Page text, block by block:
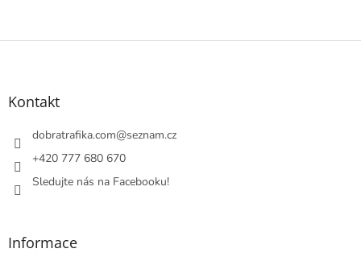
Z
Kontakt
dobratrafika.com@seznam.cz
+420 777 680 670
Sledujte nás na Facebooku!
Informace